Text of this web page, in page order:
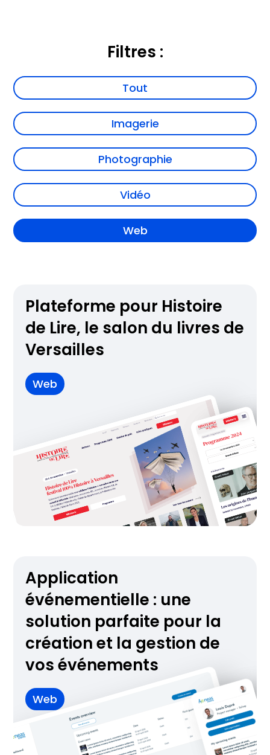
Filtres :
Tout
Imagerie
Photographie
Vidéo
Web
Plateforme pour Histoire
de Lire, le salon du livres de
Versailles
Web
Application
événementielle : une
solution parfaite pour la
création et la gestion de
vos événements
Web